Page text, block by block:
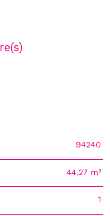
94240
44,27 m²
1